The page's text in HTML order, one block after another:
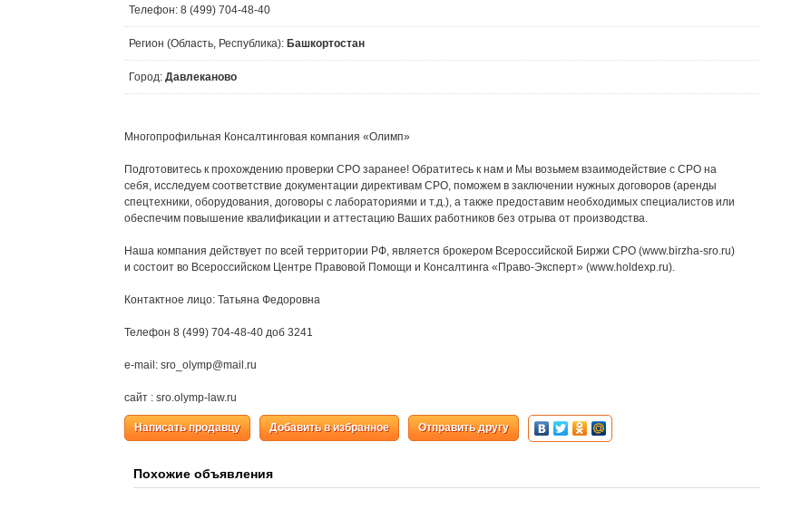
Телефон: 8 (499) 704-48-40
Регион (Область, Республика): Башкортостан
Город: Давлеканово
Многопрофильная Консалтинговая компания «Олимп»
Подготовитесь к прохождению проверки СРО заранее! Обратитесь к нам и Мы возьмем взаимодействие с СРО на
себя, исследуем соответствие документации директивам СРО, поможем в заключении нужных договоров (аренды
спецтехники, оборудования, договоры с лабораториями и т.д.), а также предоставим необходимых специалистов или
обеспечим повышение квалификации и аттестацию Ваших работников без отрыва от производства.
Наша компания действует по всей территории РФ, является брокером Всероссийской Биржи СРО (www.birzha-sro.ru)
и состоит во Всероссийском Центре Правовой Помощи и Консалтинга «Право-Эксперт» (www.holdexp.ru).
Контактное лицо: Татьяна Федоровна
Телефон 8 (499) 704-48-40 доб 3241
e-mail: sro_olymp@mail.ru
сайт : sro.olymp-law.ru
Написать продавцу Добавить в избранное Отправить другу
Похожие объявления